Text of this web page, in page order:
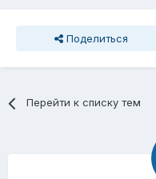
Поделиться
Перейти к списку тем